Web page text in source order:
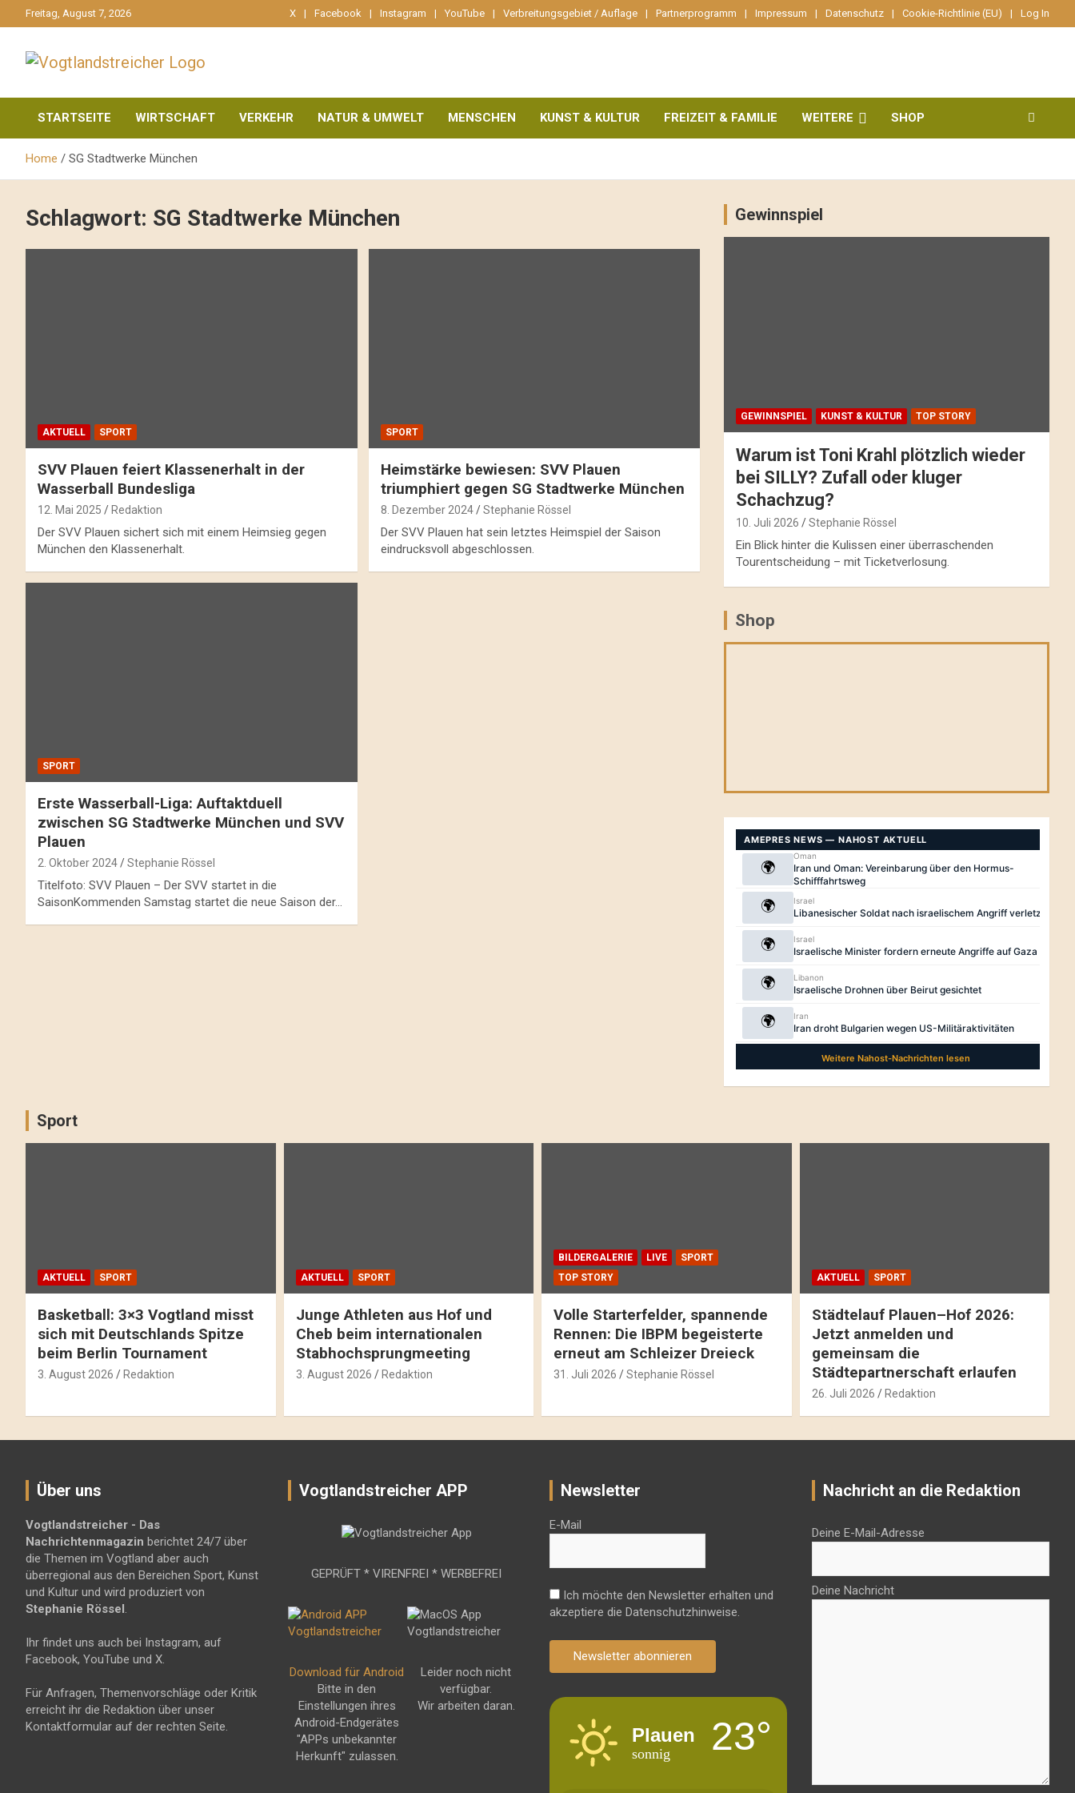
zum
Freitag, August 7, 2026 X Facebook Instagram YouTube Verbreitungsgebiet / Auflage Partnerprogramm Impressum Datenschutz Cookie-Richtlinie (EU) Log In
Vogtlandstreicher
STARTSEITE WIRTSCHAFT VERKEHR NATUR & UMWELT MENSCHEN KUNST & KULTUR FREIZEIT & FAMILIE WEITERE SHOP
Home SG Stadtwerke München
Schlagwort: SG Stadtwerke München
AKTUELL SPORT
SVV Plauen feiert Klassenerhalt in der
Wasserball Bundesliga
12. Mai 2025 Redaktion
Der SVV Plauen sichert sich mit einem Heimsieg gegen
München den Klassenerhalt.
SPORT
Heimstärke bewiesen: SVV Plauen
triumphiert gegen SG Stadtwerke München
8. Dezember 2024 Stephanie Rössel
Der SVV Plauen hat sein letztes Heimspiel der Saison
eindrucksvoll abgeschlossen.
SPORT
Erste Wasserball-Liga: Auftaktduell
zwischen SG Stadtwerke München und SVV
Plauen
2. Oktober 2024 Stephanie Rössel
Titelfoto: SVV Plauen – Der SVV startet in die
SaisonKommenden Samstag startet die neue Saison der…
Gewinnspiel
GEWINNSPIEL KUNST & KULTUR TOP STORY
Warum ist Toni Krahl plötzlich wieder
bei SILLY? Zufall oder kluger
Schachzug?
10. Juli 2026 Stephanie Rössel
Ein Blick hinter die Kulissen einer überraschenden
Tourentscheidung – mit Ticketverlosung.
Shop
Sport
AKTUELL SPORT
Basketball: 3×3 Vogtland misst
sich mit Deutschlands Spitze
beim Berlin Tournament
3. August 2026 Redaktion
AKTUELL SPORT
Junge Athleten aus Hof und
Cheb beim internationalen
Stabhochsprungmeeting
3. August 2026 Redaktion
BILDERGALERIE LIVE
SPORT
TOP STORY
Volle Starterfelder, spannende
Rennen: Die IBPM begeisterte
erneut am Schleizer Dreieck
31. Juli 2026 Stephanie Rössel
AKTUELL SPORT
Städtelauf Plauen–Hof 2026:
Jetzt anmelden und
gemeinsam die
Städtepartnerschaft erlaufen
26. Juli 2026 Redaktion
Über uns
Vogtlandstreicher - Das
Nachrichtenmagazin berichtet 24/7 über
die Themen im Vogtland aber auch
überregional aus den Bereichen Sport, Kunst
und Kultur und wird produziert von
Stephanie Rössel
Ihr findet uns auch bei Instagram, auf
Facebook, YouTube und X.
Für Anfragen, Themenvorschläge oder Kritik
erreicht ihr die Redaktion über unser
Kontaktformular auf der rechten Seite.
Vogtlandstreicher APP
GEPRÜFT * VIRENFREI * WERBEFREI
Download für Android
Bitte in den
Einstellungen ihres
Android-Endgerätes
"APPs unbekannter
Herkunft" zulassen.
Leider noch nicht
verfügbar.
Wir arbeiten daran.
Newsletter
E-Mail
Ich möchte den Newsletter erhalten und
akzeptiere die Datenschutzhinweise.
Newsletter abonnieren
Plauen
sonnig 23°
Nachricht an die Redaktion
Deine E-Mail-Adresse
Deine Nachricht